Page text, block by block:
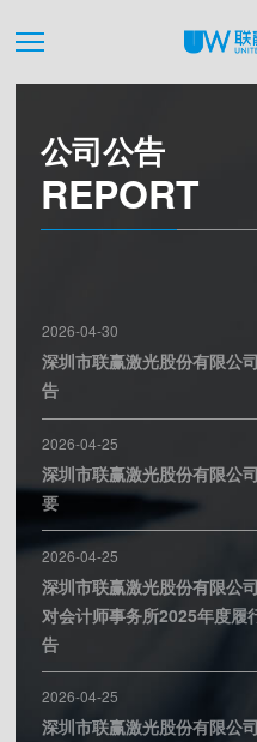
公司公告
REPORT
2026-04-30
深圳市联赢激光股份有限公
告
2026-04-25
深圳市联赢激光股份有限公
要
2026-04-25
深圳市联赢激光股份有限公
对会计师事务所2025年度履
告
2026-04-25
深圳市联赢激光股份有限公